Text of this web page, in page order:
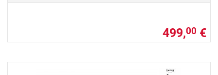
499,00 €